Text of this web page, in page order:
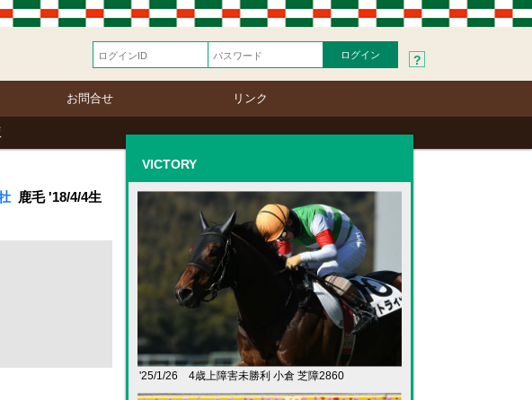
?
お問合せ リンク
鹿毛 '18/4/4生
VICTORY
'25/1/26 4歳上障害未勝利 小倉 芝障2860